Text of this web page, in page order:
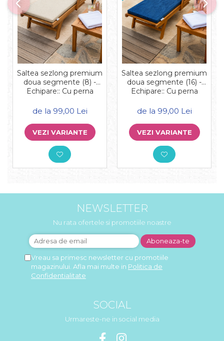
Saltea sezlong premium
doua segmente (8) -
Echipare:: Cu perna
de la 99,00 Lei
VEZI VARIANTE
Saltea sezlong premium
doua segmente (16) -
Echipare:: Cu perna
de la 99,00 Lei
VEZI VARIANTE
NEWSLETTER
Nu rata ofertele si promotiile noastre
Vreau sa primesc newsletter cu promotiile
magazinului. Afla mai multe in Politica de
Confidentialitate
SOCIAL
Urmareste-ne in social media